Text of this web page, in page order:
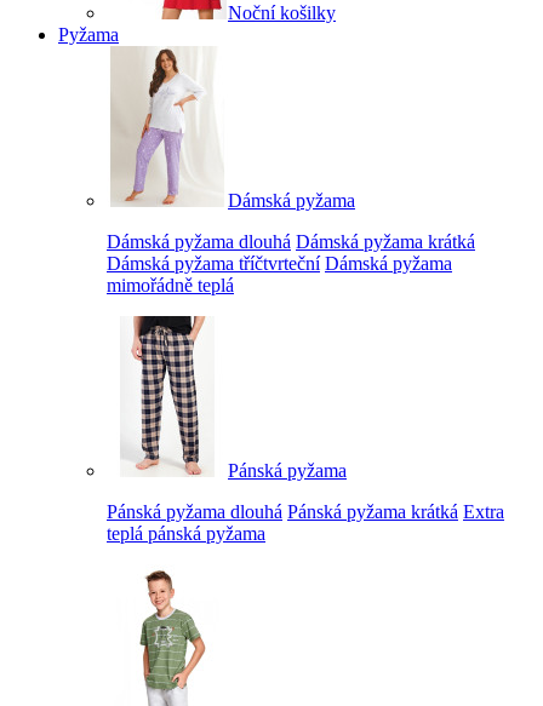
Noční košilky
Pyžama
Dámská pyžama
Dámská pyžama dlouhá Dámská pyžama krátká
Dámská pyžama tříčtvrteční Dámská pyžama
mimořádně teplá
Pánská pyžama
Pánská pyžama dlouhá Pánská pyžama krátká Extra
teplá pánská pyžama